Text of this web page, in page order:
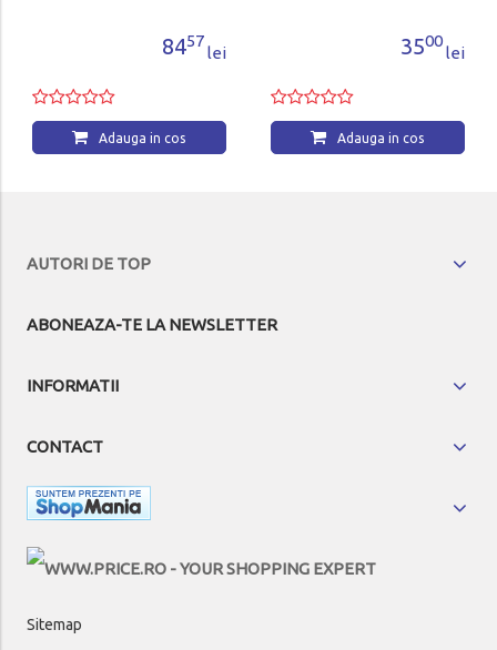
8457
lei
Adauga in cos
3500
lei
Adauga in cos
AUTORI DE TOP
ABONEAZA-TE LA NEWSLETTER
INFORMATII
CONTACT
Sitemap